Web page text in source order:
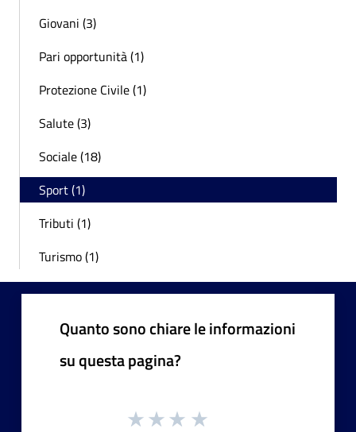
Giovani (3)
Pari opportunità (1)
Protezione Civile (1)
Salute (3)
Sociale (18)
Sport (1)
Tributi (1)
Turismo (1)
Quanto sono chiare le informazioni
su questa pagina?